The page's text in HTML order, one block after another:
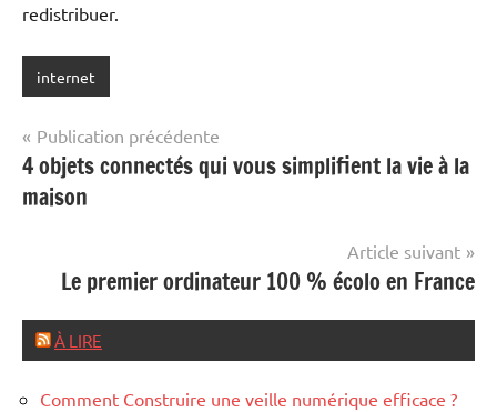
redistribuer.
internet
Navigation
de
l’article
Publication précédente
4 objets connectés qui vous simplifient la vie à la
maison
Article suivant
Le premier ordinateur 100 % écolo en France
À LIRE
Comment Construire une veille numérique efficace ?